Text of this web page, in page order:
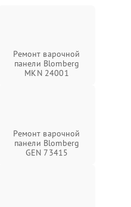
Ремонт варочной
панели Blomberg
MKN 24001
Ремонт варочной
панели Blomberg
GEN 73415